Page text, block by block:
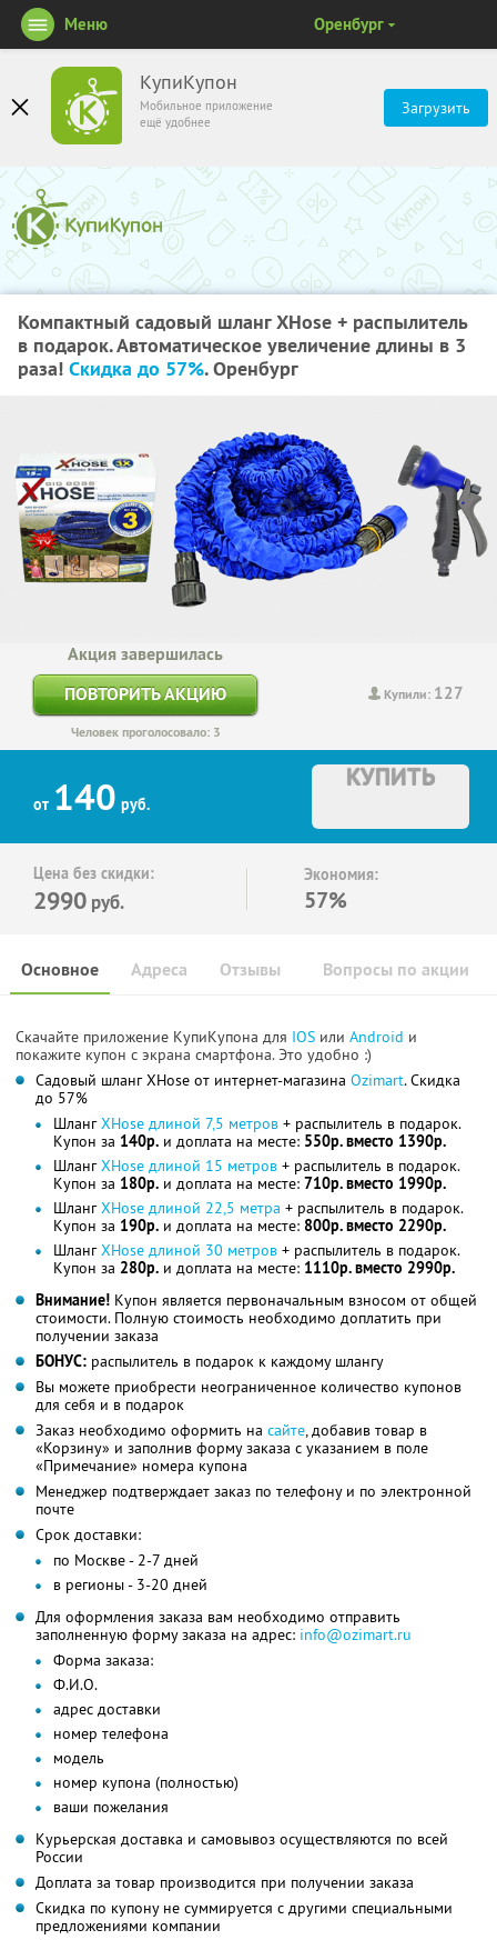
КупиКупон
Мобильное приложение
ещё удобнее
Загрузить
Меню Оренбург
Компактный садовый шланг XHose + распылитель
в подарок. Автоматическое увеличение длины в 3
раза! Скидка до 57%. Оренбург
Купили: 127
Акция завершилась
ПОВТОРИТЬ АКЦИЮ
Человек проголосовало: 3
от 140 руб.
КУПИТЬ
Цена без скидки:
2990 руб.
Экономия:
57%
Основное Отзывы Вопросы по акции
Адреса
Скачайте приложение КупиКупона для IOS или Android и
покажите купон с экрана смартфона. Это удобно :)
Садовый шланг XHose от интернет-магазина Ozimart. Скидка
до 57%
ШлангXHose длиной 7,5 метров + распылитель в подарок.
Купон за 140р. и доплата на месте: 550р. вместо 1390р.
ШлангXHose длиной 15 метров + распылитель в подарок.
Купон за 180р. и доплата на месте: 710р. вместо 1990р.
ШлангXHose длиной 22,5 метра + распылитель в подарок.
Купон за 190р. и доплата на месте: 800р. вместо 2290р.
ШлангXHose длиной 30 метров + распылитель в подарок.
Купон за 280р. и доплата на месте: 1110р. вместо 2990р.
Внимание! Купон является первоначальным взносом от общей
стоимости. Полную стоимость необходимо доплатить при
получении заказа
БОНУС: распылитель в подарок к каждому шлангу
Вы можете приобрести неограниченное количество купонов
для себя и в подарок
Заказ необходимо оформить на сайте, добавив товар в
«Корзину» и заполнив форму заказа с указанием в поле
«Примечание» номера купона
Менеджер подтверждает заказ по телефону и по электронной
почте
Срок доставки:
по Москве - 2-7 дней
в регионы - 3-20 дней
Для оформления заказа вам необходимо отправить
заполненную форму заказа на адрес: info@ozimart.ru
Форма заказа:
Ф.И.О.
адрес доставки
номер телефона
модель
номер купона (полностью)
ваши пожелания
Курьерская доставка и самовывоз осуществляются по всей
России
Доплата за товар производится при получении заказа
Скидка по купону не суммируется с другими специальными
предложениями компании